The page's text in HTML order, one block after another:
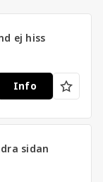
ej hiss
Info
sidan